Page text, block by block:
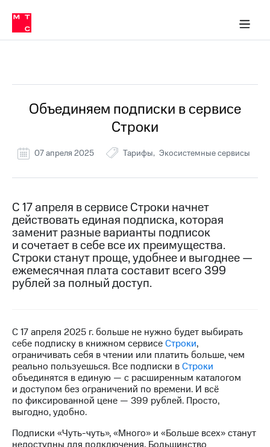
связь
Сервисы и подписки
30% на связь
кабинеты
Мобильная
и
Спутниковое
МТС
номер
в МТС
Тарифы
Услуги
группа
Заказать
SIM-
карту
Оформить
eSIM
SIM-
в МТС
Услуги
приложение
Мой
МТС
Акции
Скидка 30%
на связь
РИИЛ
и МТС
Супер
дешевле
при
оплате
с карты
МТС
Деньги
Выберите
Объединяем подписки в сервисе
Строки
07 апреля 2025 Тарифы Экосистемные сервисы
С 17 апреля в сервисе Строки начнет
действовать единая подписка, которая
заменит разные варианты подписок
и сочетает в себе все их преимущества.
Строки станут проще, удобнее и выгоднее —
ежемесячная плата составит всего 399
рублей за полный доступ.
С 17 апреля 2025 г. больше не нужно будет выбирать
себе подписку в книжном сервисеСтроки,
ограничивать себя в чтении или платить больше, чем
реально пользуешься. Все подписки вСтроки
объединятся в единую — с расширенным каталогом
и доступом без ограничений по времени. И всё
по фиксированной цене — 399 рублей. Просто,
выгодно, удобно.
Подписки «Чуть-чуть», «Много» и «Больше всех» станут